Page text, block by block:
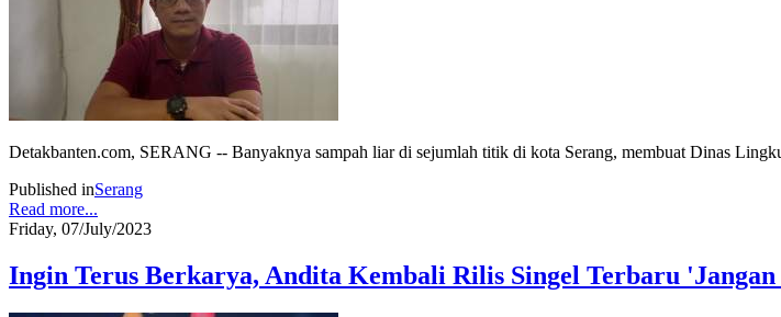
Detakbanten.com, SERANG -- Banyaknya sampah liar di sejumlah titik di kota Serang, membuat Dinas
Published inSerang
Read more...
Friday, 07/July/2023
Ingin Terus Berkarya, Andita Kembali Rilis Singel Terbaru 'Jangan